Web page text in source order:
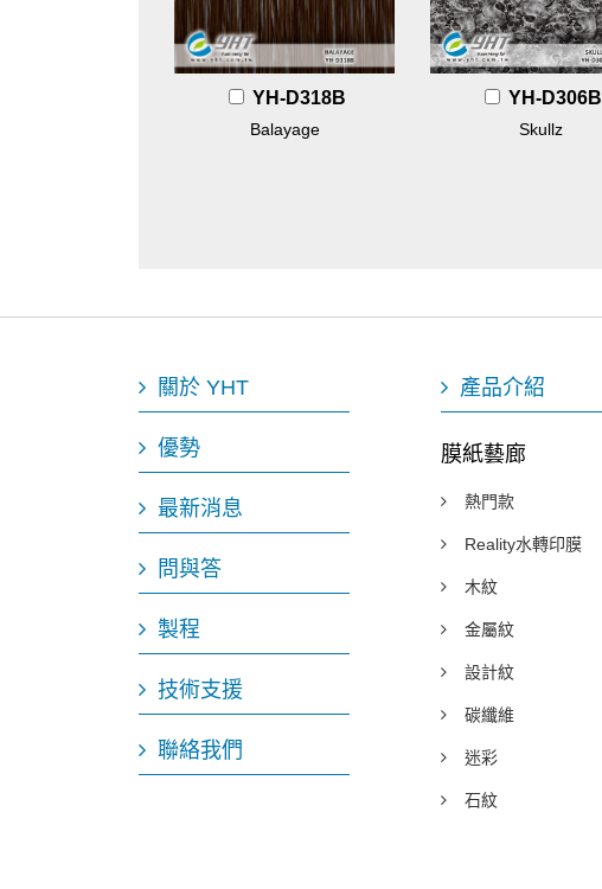
YH-D318B
Balayage
YH-D306B
Skullz
關於 YHT
優勢
最新消息
問與答
製程
技術支援
聯絡我們
產品介紹
膜紙藝廊
熱門款
Reality水轉印膜
木紋
金屬紋
設計紋
碳纖維
迷彩
石紋